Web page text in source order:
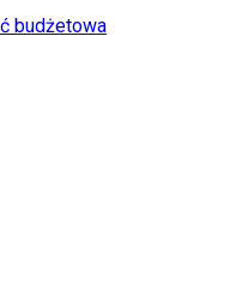
budżetowa